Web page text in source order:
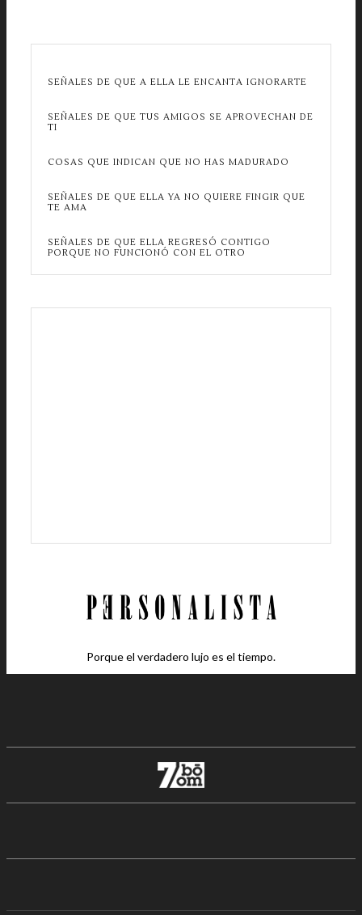
SEÑALES DE QUE A ELLA LE ENCANTA IGNORARTE
SEÑALES DE QUE TUS AMIGOS SE APROVECHAN DE
TI
COSAS QUE INDICAN QUE NO HAS MADURADO
SEÑALES DE QUE ELLA YA NO QUIERE FINGIR QUE
TE AMA
SEÑALES DE QUE ELLA REGRESÓ CONTIGO
PORQUE NO FUNCIONÓ CON EL OTRO
Porque el verdadero lujo es el tiempo.